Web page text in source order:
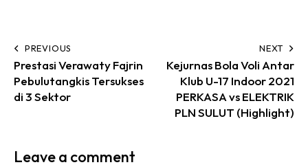
PREVIOUS
Prestasi Verawaty Fajrin
Pebulutangkis Tersukses
di 3 Sektor
NEXT
Kejurnas Bola Voli Antar
Klub U-17 Indoor 2021
PERKASA vs ELEKTRIK
PLN SULUT (Highlight)
Leave a comment